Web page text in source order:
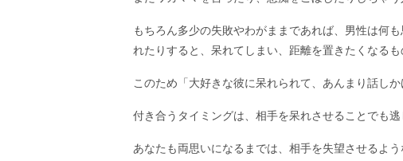
もちろん多少の失敗やわがままであれば、男性は何
れたりすると、呆れてしまい、距離を置きたくなるも
このため「大好きな彼に呆れられて、あんまり話し
付き合うタイミングは、相手を呆れさせることでも逃
あなたも両思いになるまでは、相手を失望させるよう